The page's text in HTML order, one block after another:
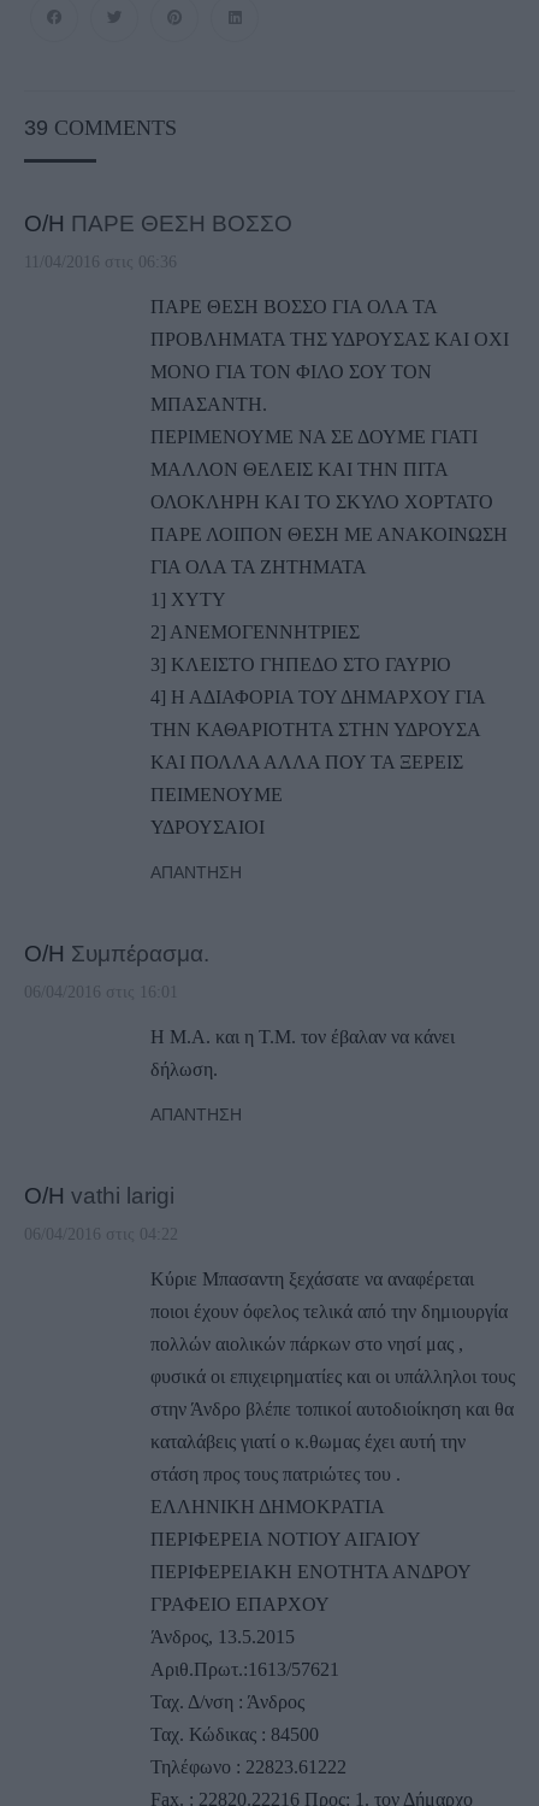
39 COMMENTS
Ο/Η ΠΑΡΕ ΘΕΣΗ ΒΟΣΣΟ
11/04/2016 στις 06:36
ΠΑΡΕ ΘΕΣΗ ΒΟΣΣΟ ΓΙΑ ΟΛΑ ΤΑ
ΠΡΟΒΛΗΜΑΤΑ ΤΗΣ ΥΔΡΟΥΣΑΣ ΚΑΙ ΟΧΙ
ΜΟΝΟ ΓΙΑ ΤΟΝ ΦΙΛΟ ΣΟΥ ΤΟΝ
ΜΠΑΣΑΝΤΗ.
ΠΕΡΙΜΕΝΟΥΜΕ ΝΑ ΣΕ ΔΟΥΜΕ ΓΙΑΤΙ
ΜΑΛΛΟΝ ΘΕΛΕΙΣ ΚΑΙ ΤΗΝ ΠΙΤΑ
ΟΛΟΚΛΗΡΗ ΚΑΙ ΤΟ ΣΚΥΛΟ ΧΟΡΤΑΤΟ
ΠΑΡΕ ΛΟΙΠΟΝ ΘΕΣΗ ΜΕ ΑΝΑΚΟΙΝΩΣΗ
ΓΙΑ ΟΛΑ ΤΑ ΖΗΤΗΜΑΤΑ
1] ΧΥΤΥ
2] ΑΝΕΜΟΓΕΝΝΗΤΡΙΕΣ
3] ΚΛΕΙΣΤΟ ΓΗΠΕΔΟ ΣΤΟ ΓΑΥΡΙΟ
4] Η ΑΔΙΑΦΟΡΙΑ ΤΟΥ ΔΗΜΑΡΧΟΥ ΓΙΑ
ΤΗΝ ΚΑΘΑΡΙΟΤΗΤΑ ΣΤΗΝ ΥΔΡΟΥΣΑ
ΚΑΙ ΠΟΛΛΑ ΑΛΛΑ ΠΟΥ ΤΑ ΞΕΡΕΙΣ
ΠΕΙΜΕΝΟΥΜΕ
ΥΔΡΟΥΣΑΙΟΙ
ΑΠΆΝΤΗΣΗ
Ο/Η Συμπέρασμα.
06/04/2016 στις 16:01
Η Μ.Α. και η Τ.Μ. τον έβαλαν να κάνει
δήλωση.
ΑΠΆΝΤΗΣΗ
Ο/Η vathi larigi
06/04/2016 στις 04:22
Κύριε Μπασαντη ξεχάσατε να αναφέρεται
ποιοι έχουν όφελος τελικά από την δημιουργία
πολλών αιολικών πάρκων στο νησί μας ,
φυσικά οι επιχειρηματίες και οι υπάλληλοι τους
στην Άνδρο βλέπε τοπικοί αυτοδιοίκηση και θα
καταλάβεις γιατί ο κ.θωμας έχει αυτή την
στάση προς τους πατριώτες του .
ΕΛΛΗΝΙΚΗ ΔΗΜΟΚΡΑΤΙΑ
ΠΕΡΙΦΕΡΕΙΑ ΝΟΤΙΟΥ ΑΙΓΑΙΟΥ
ΠΕΡΙΦΕΡΕΙΑΚΗ ΕΝΟΤΗΤΑ ΑΝΔΡΟΥ
ΓΡΑΦΕΙΟ ΕΠΑΡΧΟΥ
Άνδρος, 13.5.2015
Αριθ.Πρωτ.:1613/57621
Ταχ. Δ/νση : Άνδρος
Ταχ. Κώδικας : 84500
Τηλέφωνο : 22823.61222
Fax. : 22820.22216 Προς: 1. τον Δήμαρχο